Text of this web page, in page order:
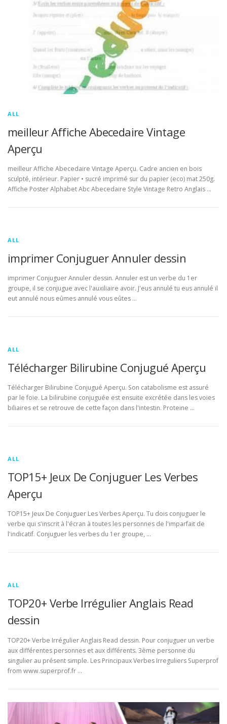
ALL
meilleur Affiche Abecedaire Vintage
Aperçu
meilleur Affiche Abecedaire Vintage Aperçu. Cadre ancien en bois
sculpté, intérieur. Papier • sucré imprimé sur du papier (eco) mat 250g.
Affiche Poster Alphabet Abc Abecedaire Style Vintage Retro Anglais …
ALL
imprimer Conjuguer Annuler dessin
imprimer Conjuguer Annuler dessin. Annuler est un verbe du 1er
groupe, il se conjugue avec l'auxiliaire avoir. J'eus annulé tu eus annulé il
eut annulé nous eûmes annulé vous eûtes …
ALL
Télécharger Bilirubine Conjugué Aperçu
Télécharger Bilirubine Conjugué Aperçu. Son catabolisme est assuré
par le foie. La bilirubine conjuguée est ensuite excrétée dans les voies
biliaires et se retrouve de cette façon dans l'intestin. Proteine …
ALL
TOP15+ Jeux De Conjuguer Les Verbes
Aperçu
TOP15+ Jeux De Conjuguer Les Verbes Aperçu. Tu dois conjuguer le
verbe qui s'inscrit à l'écran à toutes les personnes de l'imparfait de
l'indicatif. Conjuguer les verbes du 1er groupe, …
ALL
TOP20+ Verbe Irrégulier Anglais Read
dessin
TOP20+ Verbe Irrégulier Anglais Read dessin. Pour conjuguer un verbe
aux différentes personnes et aux différents. 3ème personne du
singulier au présent simple. Les Principaux Verbes Irreguliers Superprof
from www.superprof.fr …